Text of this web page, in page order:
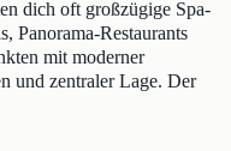
dich oft großzügige Spa-
Panorama-Restaurants
mit moderner
und zentraler Lage. Der